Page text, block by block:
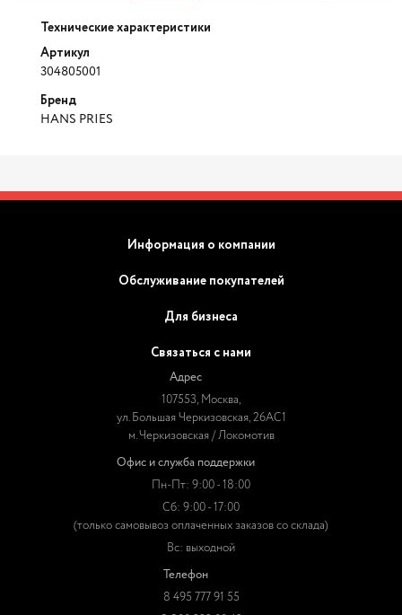
Технические характеристики
Артикул
304805001
Бренд
HANS PRIES
Информация о компании
Обслуживание покупателей
Для бизнеса
Связаться с нами
Адрес
107553, Москва,
ул. Большая Черкизовская, 26АС1
м. Черкизовская / Локомотив
Офис и служба поддержки
Пн-Пт: 9:00 - 18:00
Сб: 9:00 - 17:00
(только самовывоз оплаченных заказов со склада)
Вс: выходной
Телефон
8 495 777 91 55